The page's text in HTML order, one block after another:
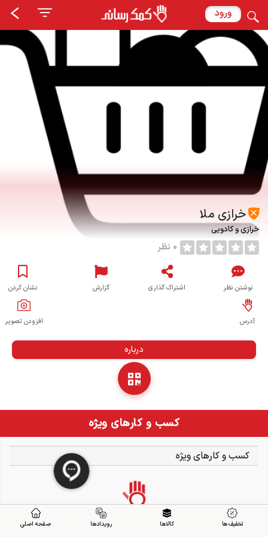
ورود
خرازی ملا
خرازی و کادویی
0 نظر
نوشتن نظر اشتراک گذاری گزارش نشان کردن
آدرس افزودن تصویر
درباره
کسب و کارهای ویژه
کسب و کارهای ویژه
تخفیف ها کالاها رویدادها صفحه اصلی